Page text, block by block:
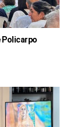
Policarpo